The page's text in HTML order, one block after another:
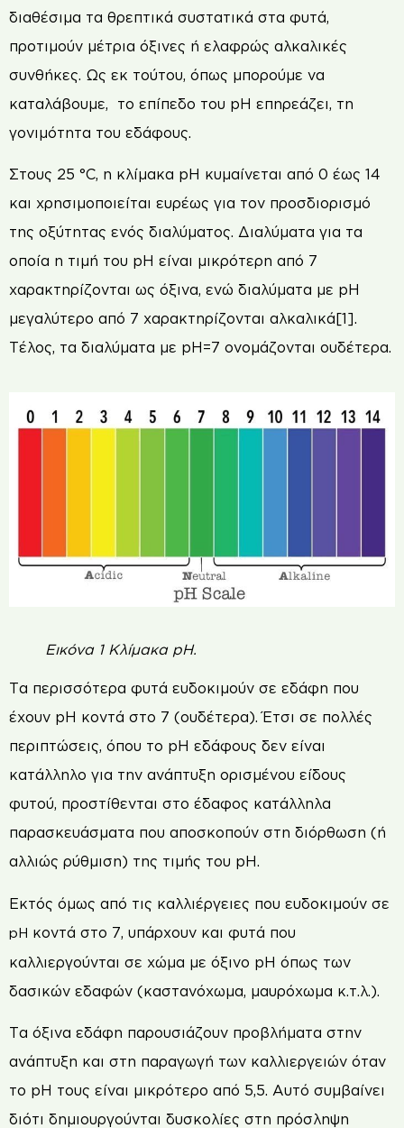
διαθέσιμα τα θρεπτικά συστατικά στα φυτά,
προτιμούν μέτρια όξινες ή ελαφρώς αλκαλικές
συνθήκες. Ως εκ τούτου, όπως μπορούμε να
καταλάβουμε, το επίπεδο του pH επηρεάζει, τη
γονιμότητα του εδάφους.
Στους 25 °C, η κλίμακα pH κυμαίνεται από 0 έως 14
και χρησιμοποιείται ευρέως για τον προσδιορισμό
της οξύτητας ενός διαλύματος. Διαλύματα για τα
οποία η τιμή του pH είναι μικρότερη από 7
χαρακτηρίζονται ως όξινα, ενώ διαλύματα με pH
μεγαλύτερο από 7 χαρακτηρίζονται αλκαλικά[1].
Tέλος, τα διαλύματα με pH=7 ονομάζονται ουδέτερα.
Εικόνα 1 Κλίμακα pH.
Τα περισσότερα φυτά ευδοκιμούν σε εδάφη που
έχουν pH κοντά στο 7 (ουδέτερα). Έτσι σε πολλές
περιπτώσεις, όπου το pH εδάφους δεν είναι
κατάλληλο για την ανάπτυξη ορισμένου είδους
φυτού, προστίθενται στο έδαφος κατάλληλα
παρασκευάσματα που αποσκοπούν στη διόρθωση (ή
αλλιώς ρύθμιση) της τιμής του pH.
Εκτός όμως από τις καλλιέργειες που ευδοκιμούν σε
pH κοντά στο 7, υπάρχουν και φυτά που
καλλιεργούνται σε χώμα με όξινο pH όπως των
δασικών εδαφών (καστανόχωμα, μαυρόχωμα κ.τ.λ.).
Τα όξινα εδάφη παρουσιάζουν προβλήματα στην
ανάπτυξη και στη παραγωγή των καλλιεργειών όταν
το pH τους είναι μικρότερο από 5,5. Αυτό συμβαίνει
διότι δημιουργούνται δυσκολίες στη πρόσληψη